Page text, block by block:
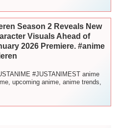
Season 2 Reveals New
Visuals Ahead of
2026 Premiere. #anime
upcoming anime, anime trends,